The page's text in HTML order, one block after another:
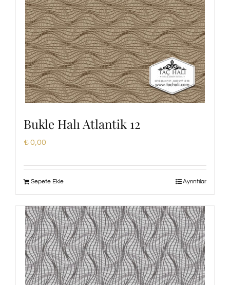
Bukle Halı Atlantik 12
₺0,00
Sepete Ekle Ayrıntılar